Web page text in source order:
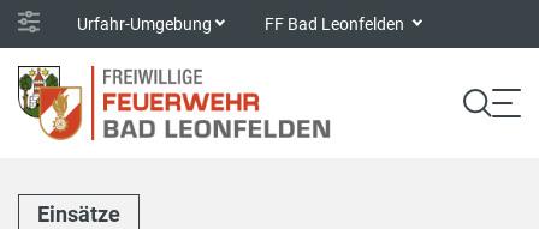
Urfahr-Umgebung FF Bad Leonfelden
Einsätze